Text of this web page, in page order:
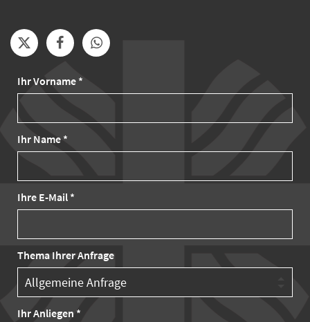
Ihr Vorname *
Ihr Name *
Ihre E-Mail *
Thema Ihrer Anfrage
Ihr Anliegen *